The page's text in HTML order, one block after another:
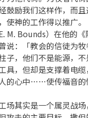
鼓励我们这样作，而
使神的工作得以推广。
M. Bounds）在他的《
说：「教会的信徒为
子，他们不是能源，
具，但却是支撑着电
的心中……使传福音的
场其实是一个属灵战